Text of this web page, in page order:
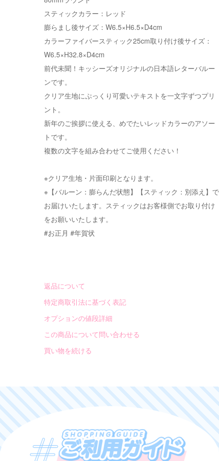
スティックカラー：レッド
膨らまし後サイズ：W6.5×H6.5×D4cm
カラーファイバースティック25cm取り付け後サイズ：
W6.5×H32.8×D4cm
前代未聞！キッシーズオリジナルの日本語レターバルー
ンです。
クリア生地にぷっくり可愛いテキストを一文字ずつプリ
ント。
新年のご挨拶に使える、めでたいレッドカラーのアソー
トです。
複数の文字を組み合わせてご使用ください！
※クリア生地・片面印刷となります。
※【バルーン：膨らんだ状態】【スティック：別添え】で
お届けいたします。スティックはお客様側でお取り付け
をお願いいたします。
#お正月 #年賀状
返品について
特定商取引法に基づく表記
オプションの値段詳細
この商品について問い合わせる
買い物を続ける